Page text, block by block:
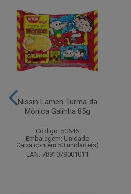
Nissin Lamen Turma da
Mônica Galinha 85g
Código: 50646
Embalagem: Unidade
Caixa contém 50 unidade(s)
EAN: 7891079001011